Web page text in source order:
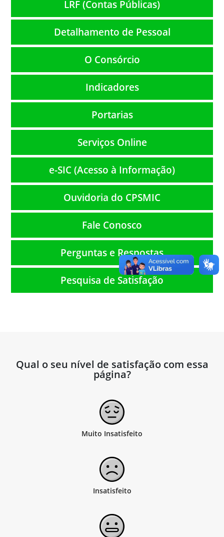
LRF (Contas Públicas)
Detalhamento de Pessoal
O Consórcio
Indicadores
Portarias
Serviços Online
e-SIC (Acesso à Informação)
Ouvidoria do CPSMIC
Fale Conosco
Perguntas e Respostas
Pesquisa de Satisfação
Qual o seu nível de satisfação com essa
página?